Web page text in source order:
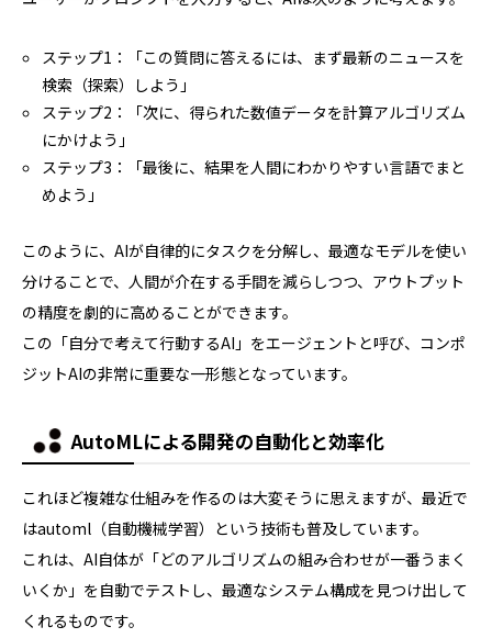
ステップ1：「この質問に答えるには、まず最新のニュースを
検索（探索）しよう」
ステップ2：「次に、得られた数値データを計算アルゴリズム
にかけよう」
ステップ3：「最後に、結果を人間にわかりやすい言語でまと
めよう」
このように、AIが自律的にタスクを分解し、最適なモデルを使い
分けることで、人間が介在する手間を減らしつつ、アウトプット
の精度を劇的に高めることができます。
この「自分で考えて行動するAI」をエージェントと呼び、コンポ
ジットAIの非常に重要な一形態となっています。
AutoMLによる開発の自動化と効率化
これほど複雑な仕組みを作るのは大変そうに思えますが、最近で
はautoml（自動機械学習）という技術も普及しています。
これは、AI自体が「どのアルゴリズムの組み合わせが一番うまく
いくか」を自動でテストし、最適なシステム構成を見つけ出して
くれるものです。